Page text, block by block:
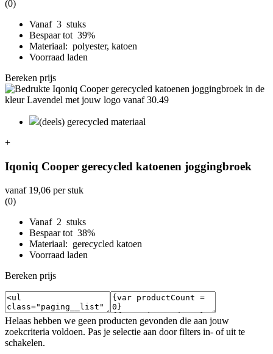
(0)
Vanaf 3 stuks
Bespaar tot 39%
Materiaal: polyester, katoen
Voorraad laden
Bereken prijs
(deels) gerecycled materiaal
+
Iqoniq Cooper gerecycled katoenen joggingbroek
vanaf 19,06 per stuk
(0)
Vanaf 2 stuks
Bespaar tot 38%
Materiaal: gerecycled katoen
Voorraad laden
Bereken prijs
Helaas hebben we geen producten gevonden die aan jouw
zoekcriteria voldoen. Pas je selectie aan door filters in- of uit te
schakelen.